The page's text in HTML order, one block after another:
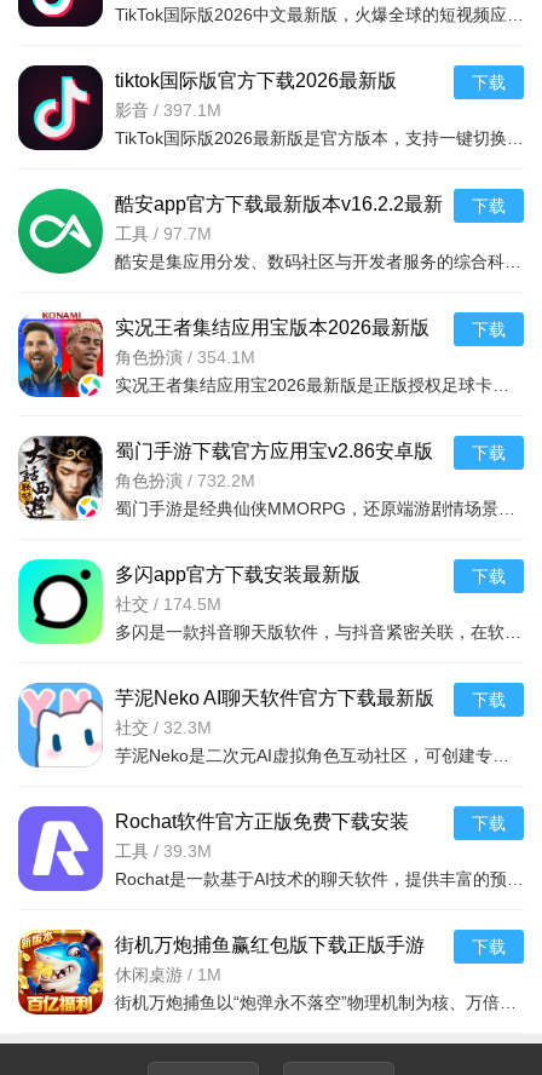
tiktok国际版官方下载2026最新版
v45.2.3安卓版
影音 / 397.1M
下载
酷安app官方下载最新版本v16.2.2最新
版
工具 / 97.7M
下载
实况王者集结应用宝版本2026最新版
v6.1.3安卓版本
角色扮演 / 354.1M
下载
蜀门手游下载官方应用宝v2.86安卓版
角色扮演 / 732.2M
下载
多闪app官方下载安装最新版
2026v38.8.0最新版
社交 / 174.5M
下载
芋泥Neko AI聊天软件官方下载最新版
v1.2.84最新版
社交 / 32.3M
下载
Rochat软件官方正版免费下载安装
v2.3.13安卓版
工具 / 39.3M
下载
街机万炮捕鱼赢红包版下载正版手游
v1.0.3联想版
休闲桌游 / 1M
下载